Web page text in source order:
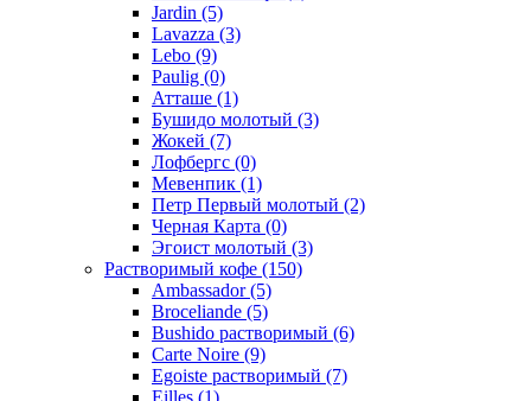
Jardin (5)
Lavazza (3)
Lebo (9)
Paulig (0)
Атташе (1)
Бушидо молотый (3)
Жокей (7)
Лофбергс (0)
Мевенпик (1)
Петр Первый молотый (2)
Черная Карта (0)
Эгоист молотый (3)
Растворимый кофе (150)
Ambassador(5)
Broceliande (5)
Bushido растворимый (6)
Carte Noire (9)
Egoiste растворимый (7)
Eilles (1)